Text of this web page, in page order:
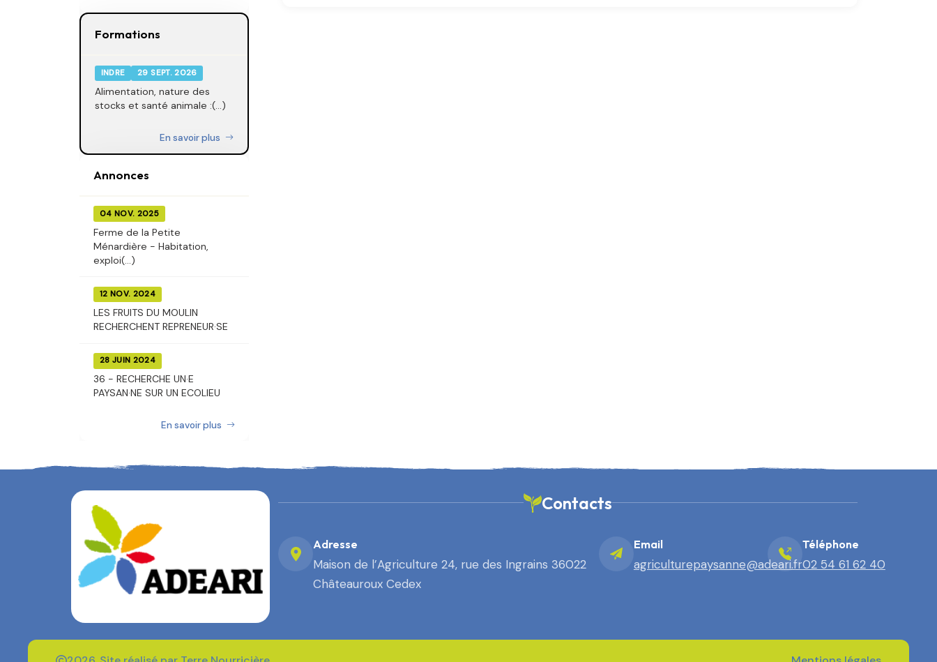
Formations
INDRE 29 SEPT. 2026
Alimentation, nature des
stocks et santé animale :(...)
En savoir plus
Annonces
04 NOV. 2025
Ferme de la Petite
Ménardière - Habitation,
exploi(...)
12 NOV. 2024
LES FRUITS DU MOULIN
RECHERCHENT REPRENEUR·SE
28 JUIN 2024
36 - RECHERCHE UN·E
PAYSAN·NE SUR UN ECOLIEU
En savoir plus
Contacts
Adresse
Maison de l’Agriculture 24, rue des Ingrains 36022
Châteauroux Cedex
Email
agriculturepaysanne@adeari.fr
Téléphone
02 54 61 62 40